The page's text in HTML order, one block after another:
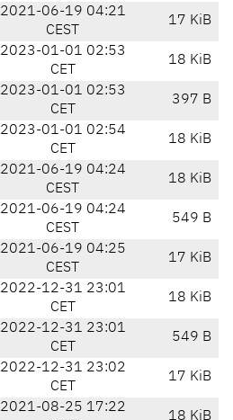
2021-06-19 04:21
CEST
17 KiB
2023-01-01 02:53
CET
18 KiB
2023-01-01 02:53
CET
397 B
2023-01-01 02:54
CET
18 KiB
2021-06-19 04:24
CEST
18 KiB
2021-06-19 04:24
CEST
549 B
2021-06-19 04:25
CEST
17 KiB
2022-12-31 23:01
CET
18 KiB
2022-12-31 23:01
CET
549 B
2022-12-31 23:02
CET
17 KiB
2021-08-25 17:22
18 KiB